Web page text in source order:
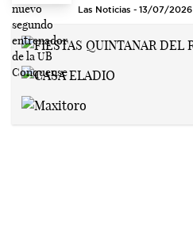
Las Noticias - 13/07/2026